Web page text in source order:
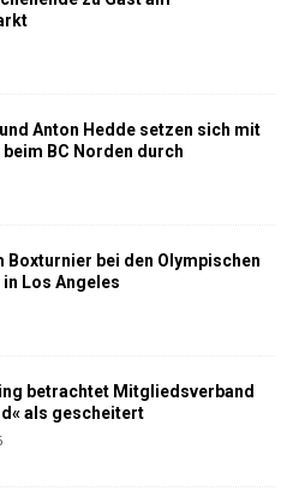
Anton Hedde setzen sich mit
BC Norden durch
Boxturnier bei den Olympischen
Los Angeles
betrachtet Mitgliedsverband
als gescheitert